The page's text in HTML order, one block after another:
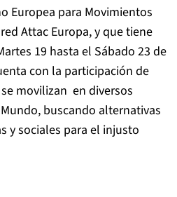
Europea para Movimientos
Attac Europa, y que tiene
19 hasta el Sábado 23 de
con la participación de
movilizan en diversos
buscando alternativas
y sociales para el injusto